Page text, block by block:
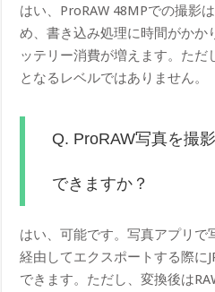
はい、ProRAW 48MPでの撮影
め、書き込み処理に時間がかか
ッテリー消費が増えます。ただ
となるレベルではありません。
Q. ProRAW写真を撮
できますか？
はい、可能です。写真アプリで
経由してエクスポートする際に
できます。ただし、変換後は